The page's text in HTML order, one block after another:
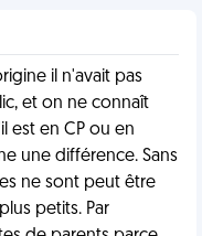
il n'avait pas
et on ne connaît
est en CP ou en
une différence. Sans
ne sont peut être
petits. Par